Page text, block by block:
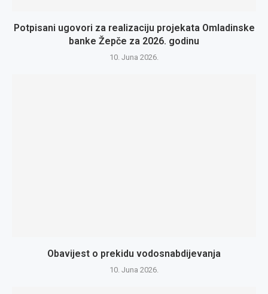
Potpisani ugovori za realizaciju projekata Omladinske
banke Žepče za 2026. godinu
10. Juna 2026.
Obavijest o prekidu vodosnabdijevanja
10. Juna 2026.